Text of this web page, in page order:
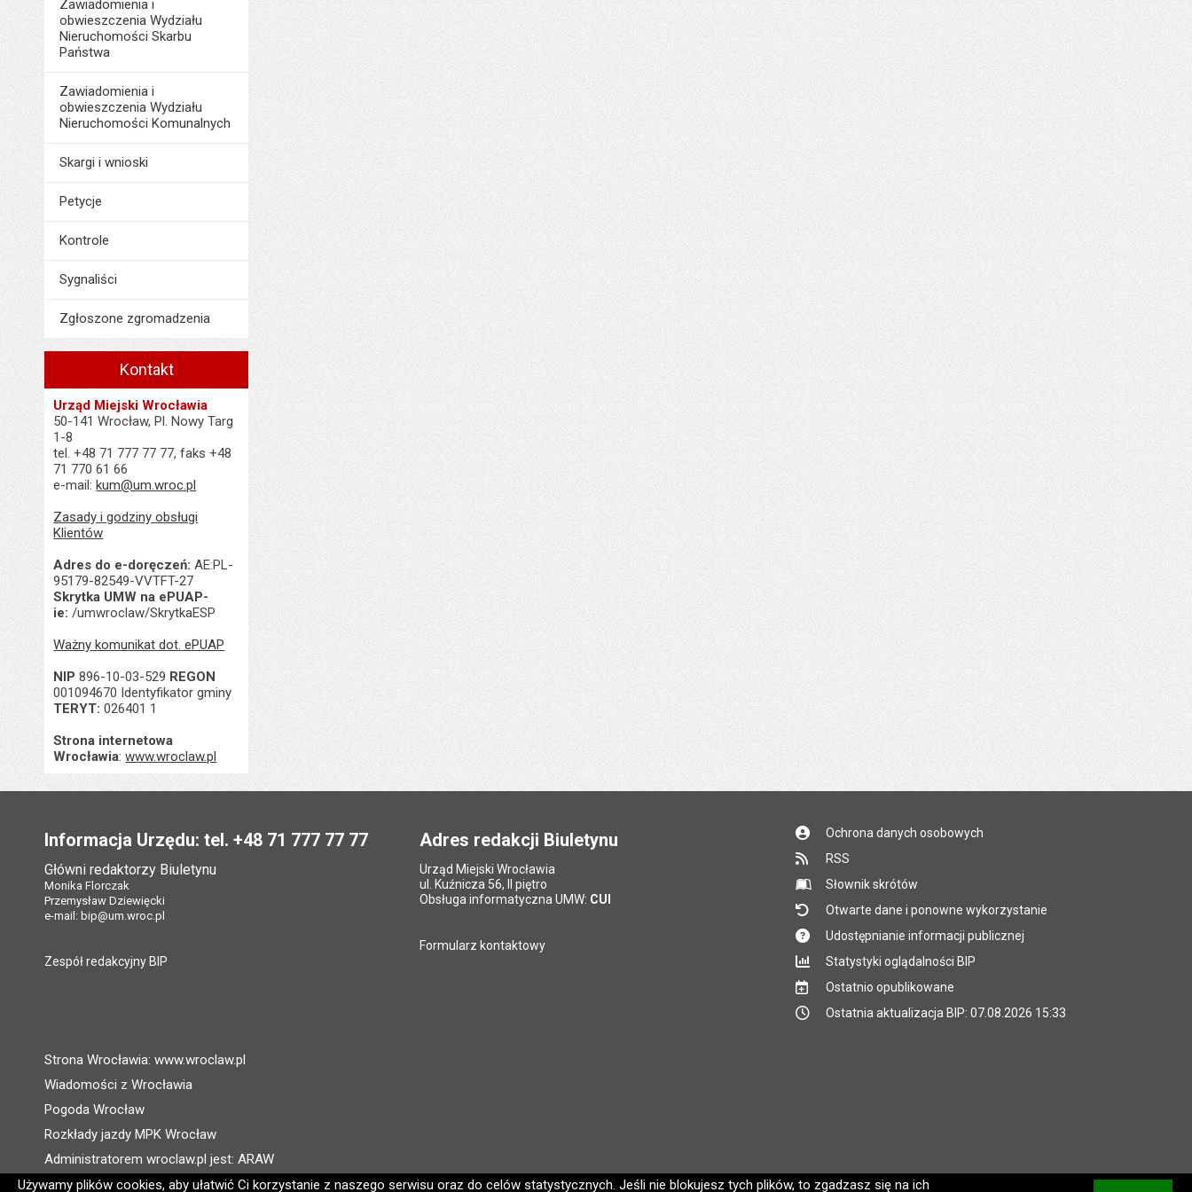
Używamy plików cookies, aby ułatwić Ci korzystanie z naszego serwisu oraz do celów statystycznych. Jeśli nie blokujesz tych plików, to zgadzasz się na ich
Zawiadomienia i
obwieszczenia Wydziału
Nieruchomości Skarbu
Państwa
Zawiadomienia i
obwieszczenia Wydziału
Nieruchomości Komunalnych
Skargi i wnioski
Petycje
Kontrole
Sygnaliści
Zgłoszone zgromadzenia
Kontakt
Urząd Miejski Wrocławia
50-141 Wrocław, Pl. Nowy Targ
1-8
tel. +48 71 777 77 77, faks +48
71 770 61 66
e-mail:kum@um.wroc.pl
Zasady i godziny obsługi
Klientów
Adres do e-doręczeń: AE:PL-
95179-82549-VVTFT-27
Skrytka UMW na ePUAP-
ie: /umwroclaw/SkrytkaESP
Ważny komunikat dot. ePUAP
NIP 896-10-03-529 REGON
001094670 Identyfikator gminy
TERYT: 026401 1
Strona internetowa
Wrocławia:www.wroclaw.pl
Informacja Urzędu: tel. +48 71 777 77 77
Główni redaktorzy Biuletynu
Monika Florczak
Przemysław Dziewięcki
e-mail: bip@um.wroc.pl
Zespół redakcyjny BIP
Adres redakcji Biuletynu
Urząd Miejski Wrocławia
ul. Kuźnicza 56, II piętro
Obsługa informatyczna UMW: CUI
Formularz kontaktowy
Ochrona danych osobowych
RSS
Słownik skrótów
Otwarte dane i ponowne wykorzystanie
Udostępnianie informacji publicznej
Statystyki oglądalności BIP
Ostatnio opublikowane
Ostatnia aktualizacja BIP: 07.08.2026 15:33
Strona Wrocławia: www.wroclaw.pl
Wiadomości z Wrocławia
Pogoda Wrocław
Rozkłady jazdy MPK Wrocław
Administratorem wroclaw.pl jest: ARAW